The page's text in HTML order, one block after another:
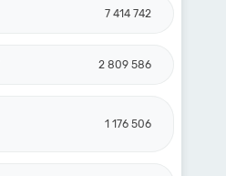
7 414 742
2 809 586
1 176 506